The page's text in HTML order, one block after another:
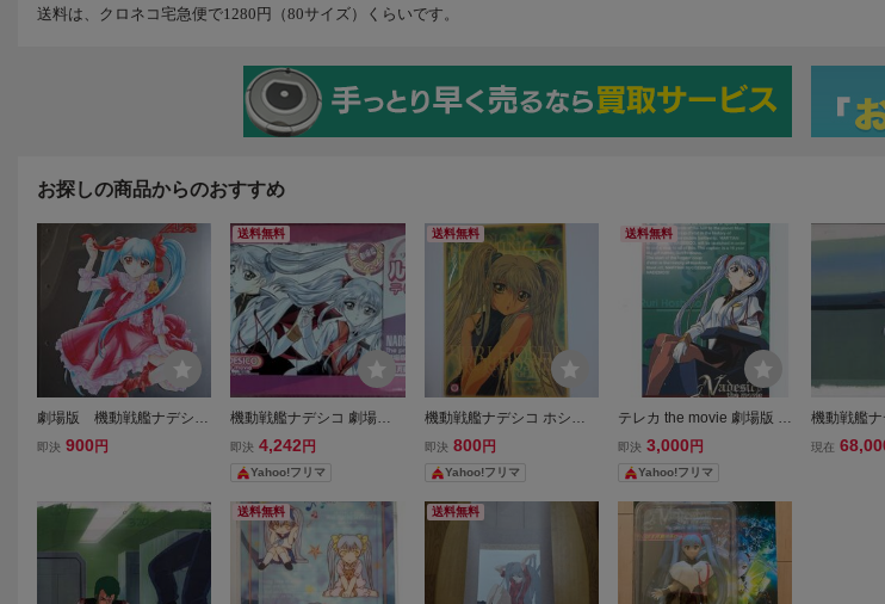
お探しの商品からのおすすめ
劇場版 機動戦艦ナデシコ
ホシノ・ルリ クリアシー
レカ コレクションファイ
ル用リフィル
即決 900 円
送料無料
機動戦艦ナデシコ 劇場版
テレホンカード テレカ
時物 レア
即決 4,242円
Yahoo!フリマ
送料無料
機動戦艦ナデシコ ホシ
ノ・ルリ 下敷き
即決 800 円
Yahoo!フリマ
送料無料
テレカ the movie 劇場版 機
動戦艦ナデシコ ホシノ ル
即決 3,000 円
Yahoo!フリマ
機動戦艦
画 2 ♯
現在
送料無料 送料無料